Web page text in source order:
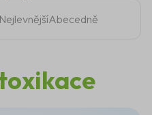
NejlevnějšíAbecedně